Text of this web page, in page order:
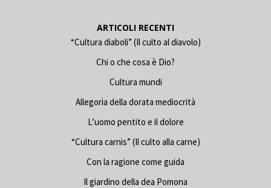
ARTICOLI RECENTI
“Cultura diaboli” (Il culto al diavolo)
Chi o che cosa è Dio?
Cultura mundi
Allegoria della dorata mediocrità
L’uomo pentito e il dolore
“Cultura carnis” (Il culto alla carne)
Con la ragione come guida
Il giardino della dea Pomona